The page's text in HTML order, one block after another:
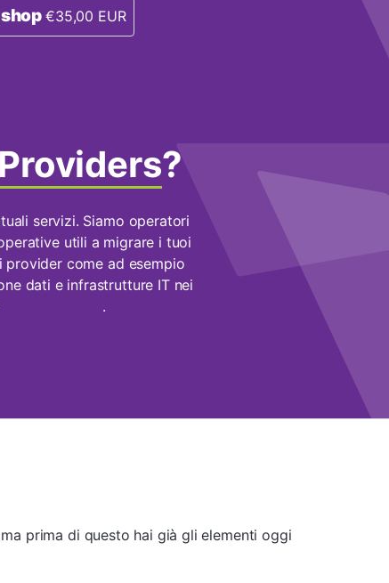
shop €35,00 EUR
?
servizi. Siamo operatori
utili a migrare i tuoi
provider come ad esempio
dati e infrastrutture IT nei
.
prima di questo hai già gli elementi oggi